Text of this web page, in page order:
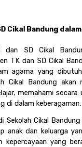
Cikal Bandung
dan SD Cikal
TK dan SD Cikal
agama yang
Cikal Bandung akan
memahami secara
di dalam keberagaman.
Sekolah Cikal
anak dan keluarga
kepercayaan yang